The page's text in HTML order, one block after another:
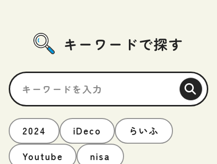
キーワードで探す
2024 iDeco
らいふ
Youtube
nisa